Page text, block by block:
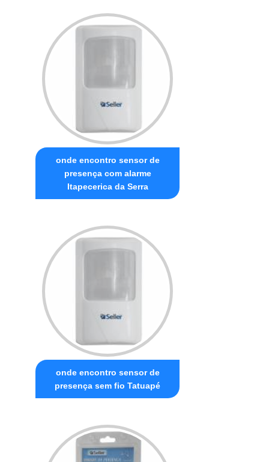
onde encontro sensor de
presença com alarme
Itapecerica da Serra
onde encontro sensor de
presença sem fio Tatuapé